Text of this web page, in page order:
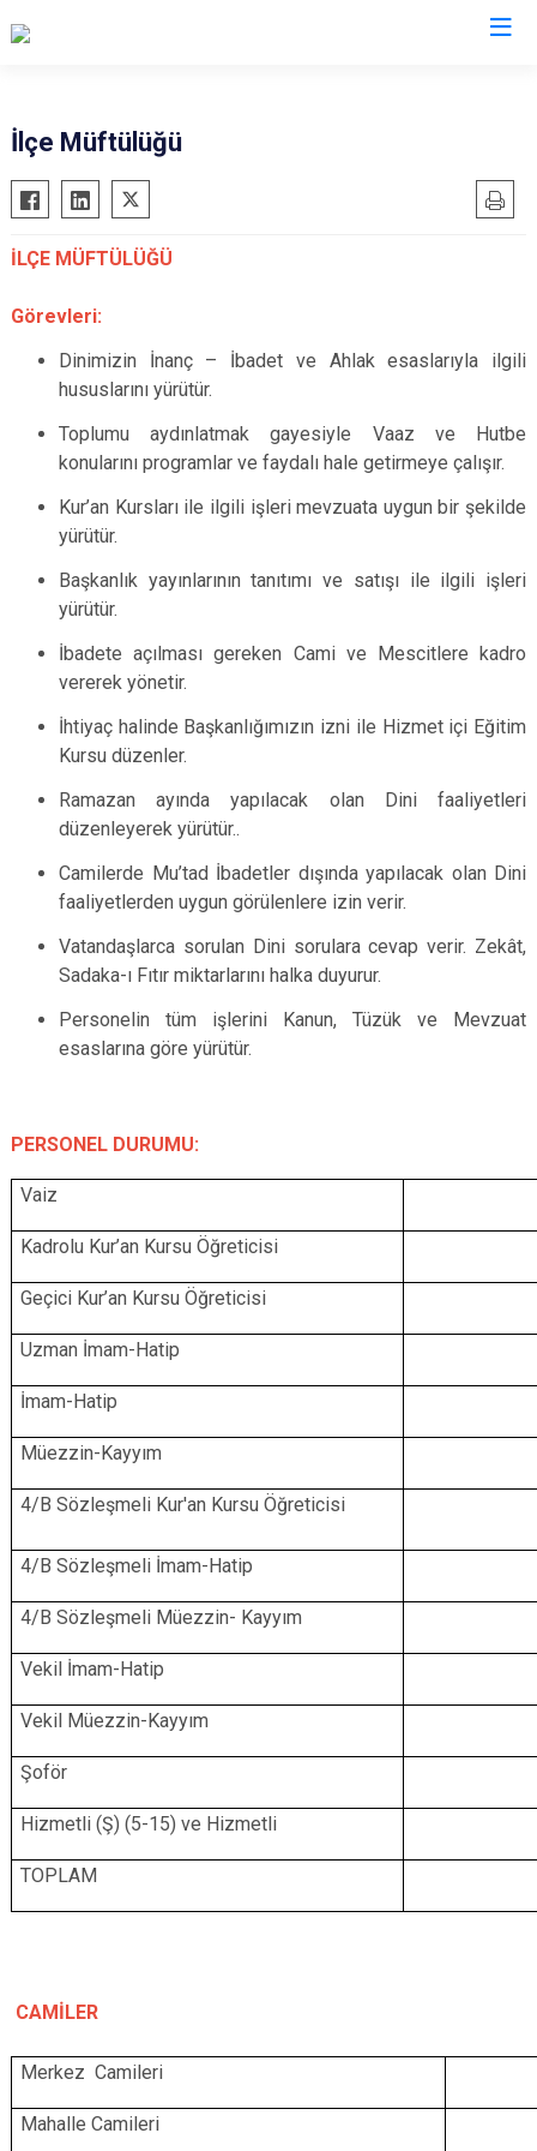
Akkuş
Aybastı
Çamaş
Perşembe
Ünye
İlçe Müftülüğü
İLÇE MÜFTÜLÜĞÜ
Görevleri:
Dinimizin İnanç – İbadet ve Ahlak esaslarıyla ilgili
hususlarını yürütür.
Toplumu aydınlatmak gayesiyle Vaaz ve Hutbe
konularını programlar ve faydalı hale getirmeye çalışır.
Kur’an Kursları ile ilgili işleri mevzuata uygun bir şekilde
yürütür.
Başkanlık yayınlarının tanıtımı ve satışı ile ilgili işleri
yürütür.
İbadete açılması gereken Cami ve Mescitlere kadro
vererek yönetir.
İhtiyaç halinde Başkanlığımızın izni ile Hizmet içi Eğitim
Kursu düzenler.
Ramazan ayında yapılacak olan Dini faaliyetleri
düzenleyerek yürütür..
Camilerde Mu’tad İbadetler dışında yapılacak olan Dini
faaliyetlerden uygun görülenlere izin verir.
Vatandaşlarca sorulan Dini sorulara cevap verir. Zekât,
Sadaka-ı Fıtır miktarlarını halka duyurur.
Personelin tüm işlerini Kanun, Tüzük ve Mevzuat
esaslarına göre yürütür.
PERSONEL DURUMU:
Vaiz
Kadrolu Kur’an Kursu Öğreticisi
Geçici Kur’an Kursu Öğreticisi
Uzman İmam-Hatip
İmam-Hatip
Müezzin-Kayyım
4/B Sözleşmeli Kur'an Kursu Öğreticisi
4/B Sözleşmeli İmam-Hatip
4/B Sözleşmeli Müezzin- Kayyım
Vekil İmam-Hatip
Vekil Müezzin-Kayyım
Şoför
Hizmetli (Ş) (5-15) ve Hizmetli
TOPLAM
CAMİLER
Merkez Camileri
Mahalle Camileri